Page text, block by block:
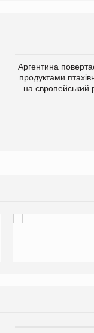
Аргентина
продуктами
на європейський